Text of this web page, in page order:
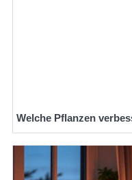
Welche Pflanzen